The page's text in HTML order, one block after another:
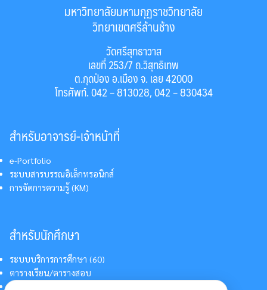
มหาวิทยาลัยมหามกุฏราชวิทยาลัย
วิทยาเขตศรีล้านช้าง
วัดศรีสุทธาวาส
เลขที่ 253/7 ถ.วิสุทธิเทพ
ต.กุดป่อง อ.เมือง จ. เลย 42000
โทรศัพท์. 042 – 813028, 042 – 830434
สำหรับอาจารย์-เจ้าหน้าที่
e-Portfolio
ระบบสารบรรณอิเล็กทรอนิกส์
การจัดการความรู้ (KM)
สำหรับนักศึกษา
ระบบบริการการศึกษา (60)
ตารางเรียน/ตารางสอบ